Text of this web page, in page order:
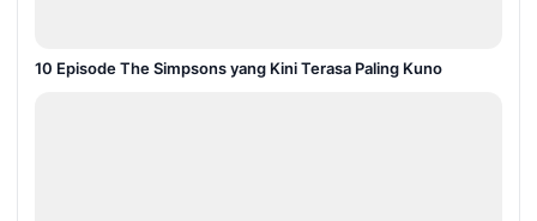
10 Episode The Simpsons yang Kini Terasa Paling Kuno